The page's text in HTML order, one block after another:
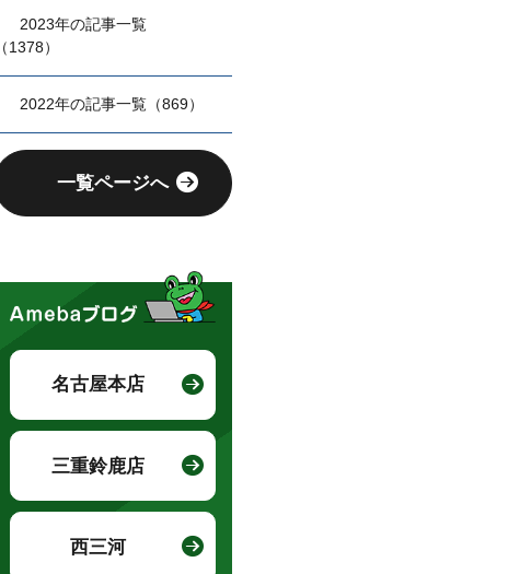
2023年の記事一覧
（1378）
2022年の記事一覧（869）
一覧ページへ
名古屋本店
三重鈴鹿店
西三河